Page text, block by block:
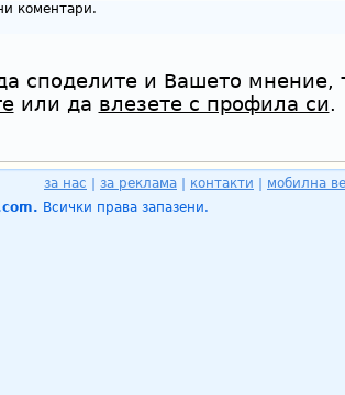
коментари.
споделите и Вашето мнение,
или да влезете с профила си.
за нас за реклама контакти
мобилна
Всички права запазени.